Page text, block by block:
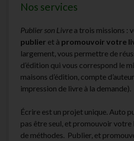
Nos services
Publier son Livre a trois missions :
publier et à promouvoir votre
largement, vous permettre de
d’édition qui vous correspond le
maisons d’édition, compte
impression de livre à la demande).
Écrire est un projet unique. Auto
pas être seul, et promouvoir
de méthodes. Publier, et